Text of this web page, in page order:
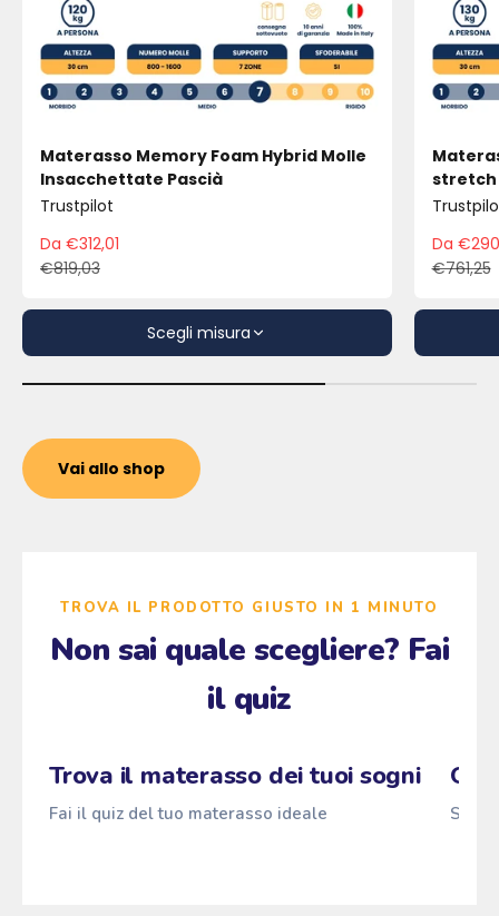
Materasso Memory Foam Hybrid Molle
Insacchettate Pascià
Trustpilot
Prezzo scontato
Da €312,01
Prezzo
€819,03
Scegli misura
stretch
Da
€761,25
Vai allo shop
TROVA IL PRODOTTO GIUSTO IN 1 MINUTO
Non sai quale scegliere? Fai
il quiz
Trova il materasso dei tuoi sogni
Fai il quiz del tuo materasso ideale